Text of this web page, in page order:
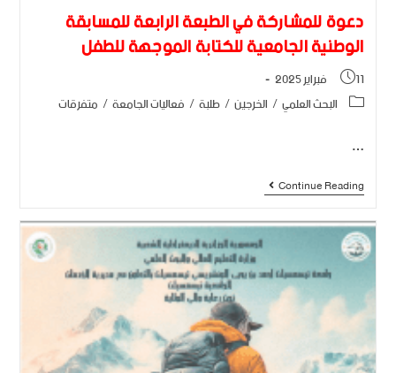
دعوة للمشاركة في الطبعة الرابعة للمسابقة
الوطنية الجامعية للكتابة الموجهة للطفل
11 فبراير 2025
البحث العلمي/ الخرجين/طلبة/ فعاليات الجامعة/ متفرقات
…
Continue Reading